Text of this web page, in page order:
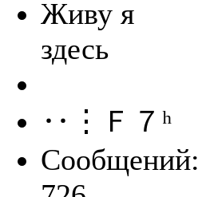
Живу я
здесь
‥⋮Ｆ７ʰ
Сообщений: